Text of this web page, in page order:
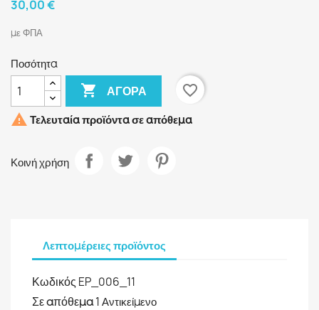
30,00 €
με ΦΠΑ
Ποσότητα
 ΑΓΟΡΆ
favorite_border
 Τελευταία προϊόντα σε απόθεμα
Κοινή χρήση
Λεπτομέρειες προϊόντος
Κωδικός EP_006_11
Σε απόθεμα1 Αντικείμενο